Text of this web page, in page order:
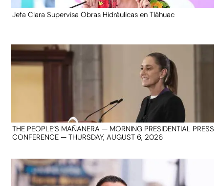
Jefa Clara Supervisa Obras Hidráulicas en Tláhuac
THE PEOPLE’S MAÑANERA — MORNING PRESIDENTIAL PRESS
CONFERENCE — THURSDAY, AUGUST 6, 2026